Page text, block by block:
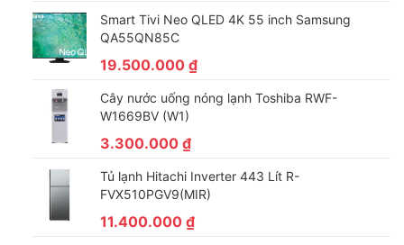
Smart Tivi Neo QLED 4K 55 inch Samsung
QA55QN85C
19.500.000 ₫
Cây nước uống nóng lạnh Toshiba RWF-
W1669BV (W1)
3.300.000 ₫
Tủ lạnh Hitachi Inverter 443 Lít R-
FVX510PGV9(MIR)
11.400.000 ₫